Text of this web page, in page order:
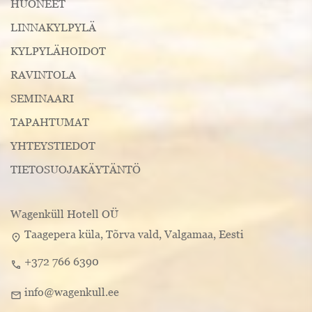
HUONEET
LINNAKYLPYLÄ
KYLPYLÄHOIDOT
RAVINTOLA
SEMINAARI
TAPAHTUMAT
YHTEYSTIEDOT
TIETOSUOJAKÄYTÄNTÖ
Wagenküll Hotell OÜ
location_on Taagepera küla, Tõrva vald, Valgamaa, Eesti
call +372 766 6390
mail info@wagenkull.ee